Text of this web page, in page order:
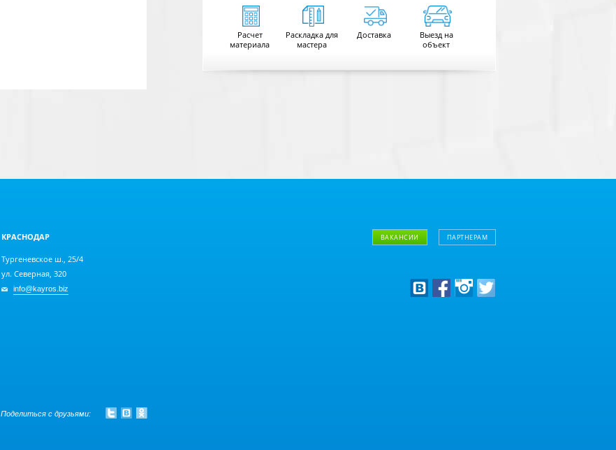
Расчет
материала
Раскладка для
мастера
Доставка
Выезд на
объект
КРАСНОДАР
Тургеневское ш., 25/4
ул. Северная, 320
info@kayros.biz
ВАКАНСИИ ПАРТНЕРАМ
Оптовым клиентам
Поделиться с друзьями: